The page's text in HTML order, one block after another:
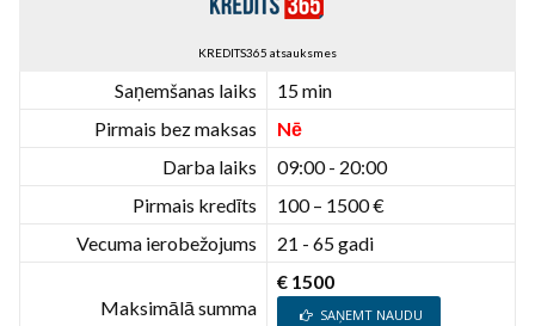
KREDITS365 atsauksmes
Saņemšanas laiks
15 min
Pirmais bez maksas
Nē
Darba laiks
09:00 - 20:00
Pirmais kredīts
100 – 1500 €
Vecuma ierobežojums
21 - 65 gadi
Maksimālā summa
€ 1500
SAŅEMT NAUDU